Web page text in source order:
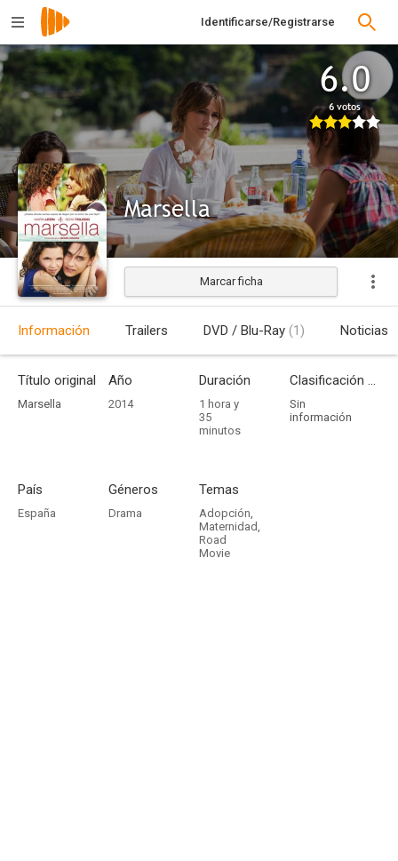
Identificarse/Registrarse
6.0
6 votos
Marsella
Estrenada
Marcar ficha
Información Trailers DVD / Blu-Ray (1) Noticias
Título original
Marsella
Año
2014
Duración
1 hora y
35
minutos
Clasificación por edades
Sin
información
País
España
Géneros
Drama
Temas
Adopción,
Maternidad,
Road
Movie